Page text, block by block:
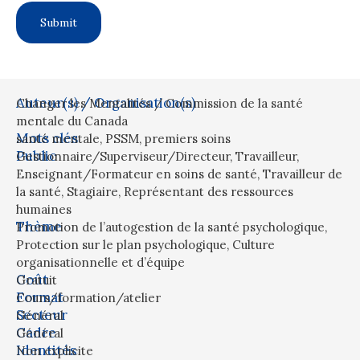
Auteur(s) / Organisation(s)
Changer les Mentalités / Commission de la santé
mentale du Canada
Mots clés
santé mentale, PSSM, premiers soins
Public
Gestionnaire/Superviseur/Directeur, Travailleur,
Enseignant/Formateur en soins de santé, Travailleur de
la santé, Stagiaire, Représentant des ressources
humaines
Thème
Promotion de l’autogestion de la santé psychologique,
Protection sur le plan psychologique, Culture
organisationnelle et d’équipe
Coût
Gratuit
Format
Cours/formation/atelier
Secteur
Général
Cadre
Général
Identités
Non explicite